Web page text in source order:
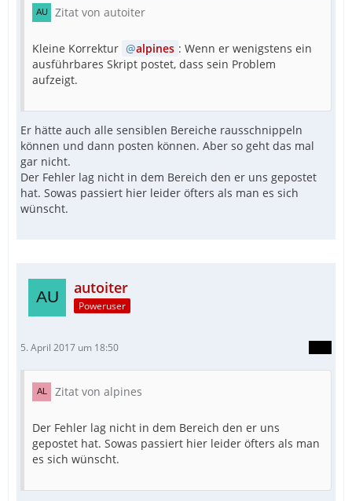
Zitat von autoiter
Kleine Korrektur alpines : Wenn er wenigstens ein
ausführbares Skript postet, dass sein Problem
aufzeigt.
Er hätte auch alle sensiblen Bereiche rausschnippeln
können und dann posten können. Aber so geht das mal
gar nicht.
Der Fehler lag nicht in dem Bereich den er uns gepostet
hat. Sowas passiert hier leider öfters als man es sich
wünscht.
autoiter
Poweruser
5. April 2017 um 18:50
Zitat von alpines
Der Fehler lag nicht in dem Bereich den er uns
gepostet hat. Sowas passiert hier leider öfters als man
es sich wünscht.